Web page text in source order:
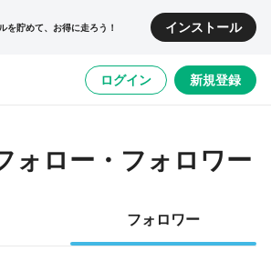
を貯めて、お得に走ろう！ インストール
ログイン 新規登録
ォロー・フォロワー
フォロワー